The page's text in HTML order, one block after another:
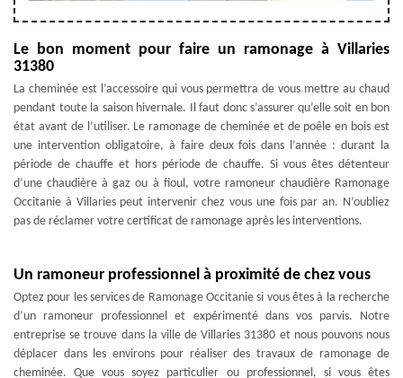
Le bon moment pour faire un ramonage à Villaries
31380
La cheminée est l’accessoire qui vous permettra de vous mettre au chaud
pendant toute la saison hivernale. Il faut donc s’assurer qu’elle soit en bon
état avant de l’utiliser. Le ramonage de cheminée et de poêle en bois est
une intervention obligatoire, à faire deux fois dans l’année : durant la
période de chauffe et hors période de chauffe. Si vous êtes détenteur
d’une chaudière à gaz ou à fioul, votre ramoneur chaudière Ramonage
Occitanie à Villaries peut intervenir chez vous une fois par an. N’oubliez
pas de réclamer votre certificat de ramonage après les interventions.
Un ramoneur professionnel à proximité de chez vous
Optez pour les services de Ramonage Occitanie si vous êtes à la recherche
d’un ramoneur professionnel et expérimenté dans vos parvis. Notre
entreprise se trouve dans la ville de Villaries 31380 et nous pouvons nous
déplacer dans les environs pour réaliser des travaux de ramonage de
cheminée. Que vous soyez particulier ou professionnel, si vous êtes